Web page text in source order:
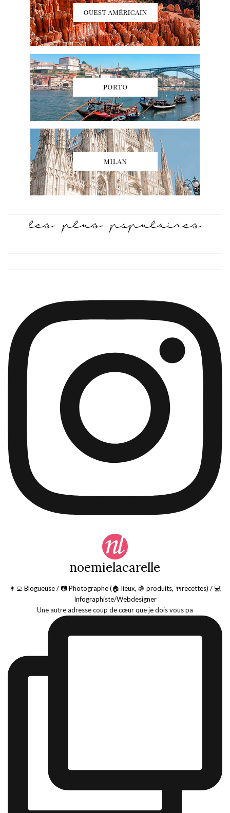
noemielacarelle
👩‍💻 Blogueuse / 📷 Photographe (🏠 lieux, 🍇 produits, 🍴recettes) / 💻
Infographiste/Webdesigner
Une autre adresse coup de cœur que je dois vous pa